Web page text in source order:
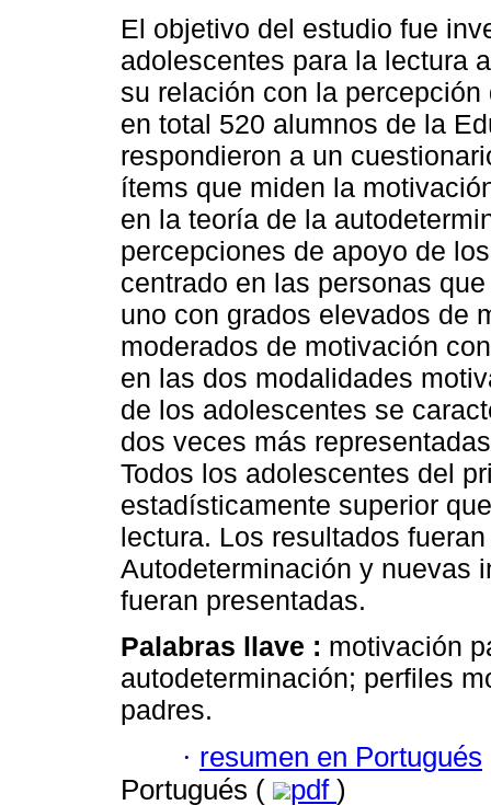
El objetivo del estudio fue
adolescentes para la lectura
su relación con la
en total 520 alumnos de la
respondieron a un
ítems que miden la
en la teoría de la
percepciones de apoyo de
centrado en las personas
uno con grados elevados de
moderados de motivación
en las dos modalidades
de los adolescentes se
dos veces más
Todos los adolescentes del
estadísticamente superior
lectura. Los resultados
Autodeterminación y nuevas
fueran presentadas.
Palabras llave : motivación
autodeterminación; perfiles
padres.
· resumen en Portugués
Portugués (
pdf )